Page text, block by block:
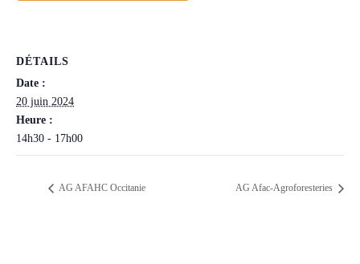
DÉTAILS
Date :
20 juin 2024
Heure :
14h30 - 17h00
AG AFAHC Occitanie AG Afac-Agroforesteries